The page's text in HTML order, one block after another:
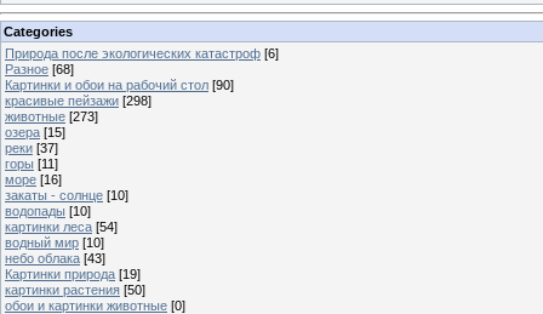
Categories
Природа после экологических катастроф [6]
Разное [68]
Картинки и обои на рабочий стол [90]
красивые пейзажи [298]
животные [273]
озера [15]
реки [37]
горы [11]
море [16]
закаты - солнце [10]
водопады [10]
картинки леса [54]
водный мир [10]
небо облака [43]
Картинки природа [19]
картинки растения [50]
обои и картинки животные [0]